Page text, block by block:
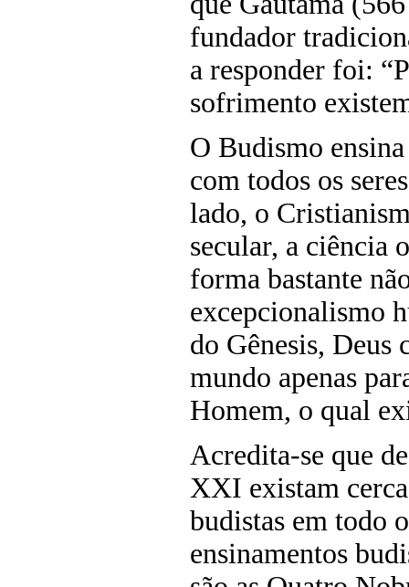
fundador
a responder foi:
sofrimento
O Budismo
com todos os
lado, o
secular, a ciência
forma bastante
excepcionalismo
do Gênesis, Deus
mundo apenas
Homem, o qual
Acredita-se que
XXI existam
budistas em todo
ensinamentos